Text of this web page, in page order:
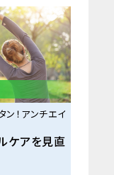
！アンチエイ
ケアを見直